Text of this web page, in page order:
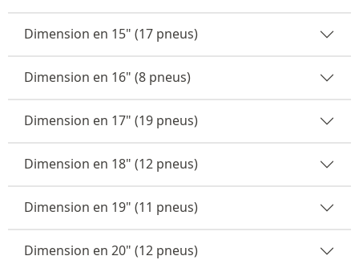
Dimension en 15" (17 pneus)
Dimension en 16" (8 pneus)
Dimension en 17" (19 pneus)
Dimension en 18" (12 pneus)
Dimension en 19" (11 pneus)
Dimension en 20" (12 pneus)